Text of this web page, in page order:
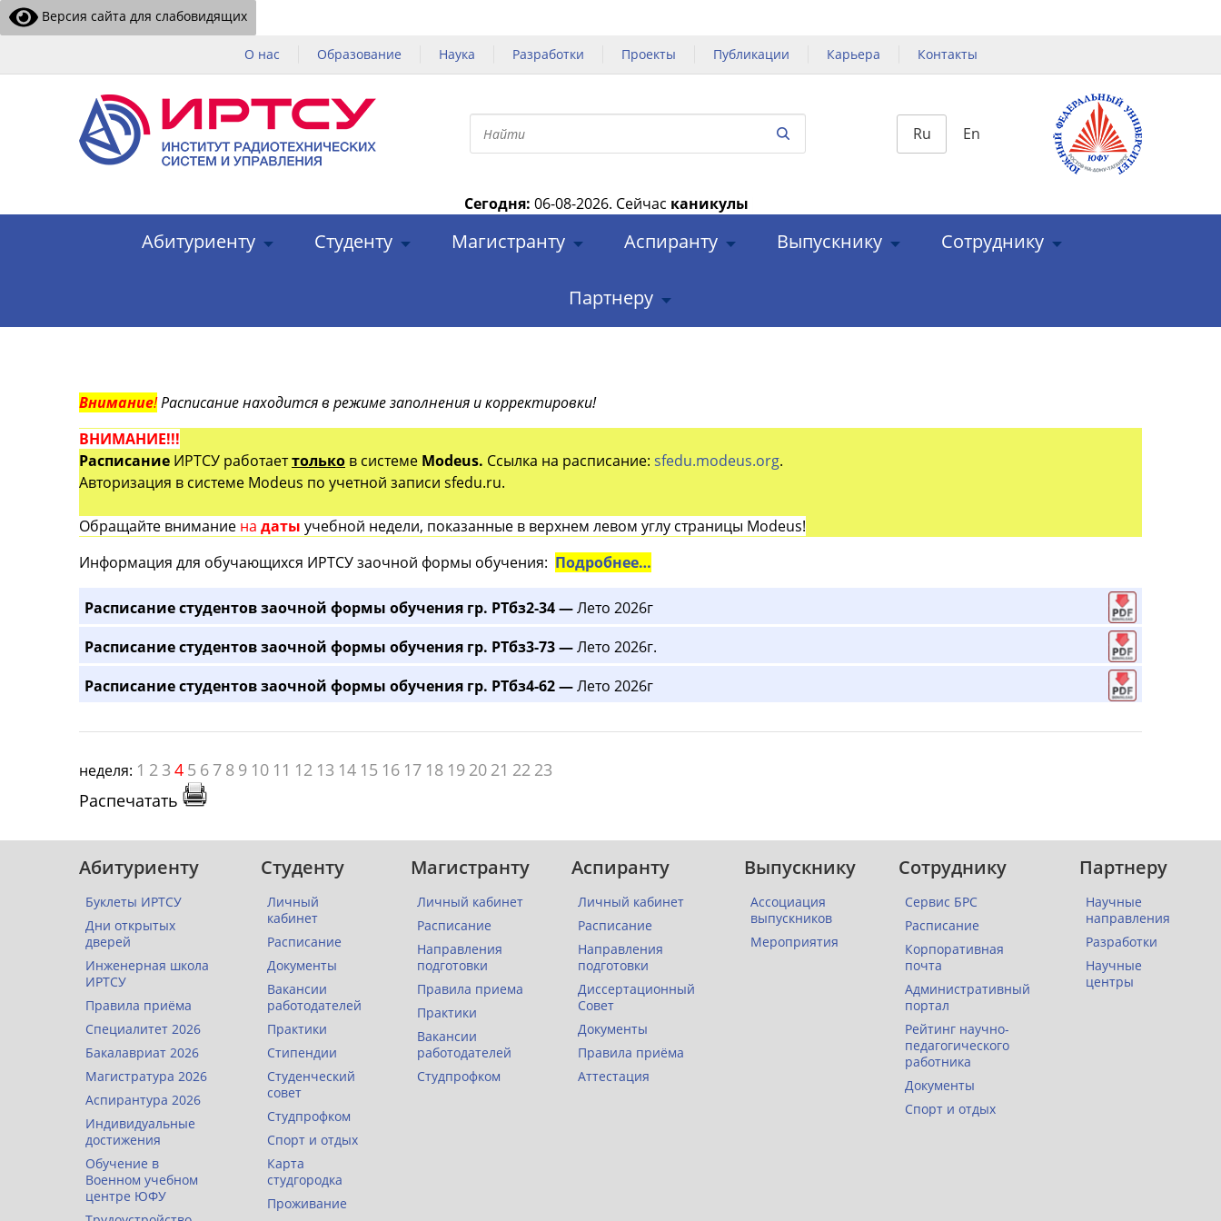
Версия сайта для слабовидящих
О нас Образование Наука Разработки Проекты Публикации Карьера Контакты
Ru En
Сегодня: 06-08-2026. Сейчас каникулы
Абитуриенту Студенту Магистранту Аспиранту Выпускнику Сотруднику
Партнеру
Внимание!Расписание находится в режиме заполнения и корректировки!
ВНИМАНИЕ!!!
Расписание ИРТСУ работаеттолько в системе Modeus. Ссылка на расписание: sfedu.modeus.org.
Авторизация в системе Modeus по учетной записи sfedu.ru.
Обращайте внимание на даты учебной недели, показанные в верхнем левом углу страницы Modeus!
Информация для обучающихся ИРТСУ заочной формы обучения: Подробнее…
Расписание студентов заочной формы обучения гр. РТбз2-34 —Лето 2026г
Расписание студентов заочной формы обучения гр. РТбз3-73 —Лето 2026г.
Расписание студентов заочной формы обучения гр. РТбз4-62 —Лето 2026г
неделя: 1 2 3 4 5 6 7 8 9 10 11 12 13 14 15 16 17 18 19 20 21 22 23
Распечатать
Абитуриенту
Буклеты ИРТСУ
Дни открытых
дверей
Инженерная школа
ИРТСУ
Правила приёма
Специалитет 2026
Бакалавриат 2026
Магистратура 2026
Аспирантура 2026
Индивидуальные
достижения
Обучение в
Военном учебном
центре ЮФУ
Студенту
Личный
кабинет
Расписание
Документы
Вакансии
работодателей
Практики
Стипендии
Студенческий
совет
Студпрофком
Спорт и отдых
Карта
студгородка
Проживание
Магистранту
Личный кабинет
Расписание
Направления
подготовки
Правила приема
Практики
Вакансии
работодателей
Студпрофком
Аспиранту
Личный кабинет
Расписание
Направления
подготовки
Диссертационный
Совет
Документы
Правила приёма
Аттестация
Выпускнику
Ассоциация
выпускников
Мероприятия
Сотруднику
Сервис БРС
Расписание
Корпоративная
почта
Административный
портал
Рейтинг научно-
педагогического
работника
Документы
Спорт и отдых
Партнеру
Научные
направления
Разработки
Научные
центры